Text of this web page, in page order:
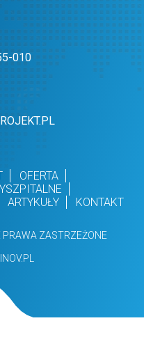
010
OFERTA
ARTYKUŁY KONTAKT
ZASTRZEŻONE